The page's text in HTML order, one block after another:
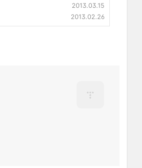
2013.03.15
2013.02.26